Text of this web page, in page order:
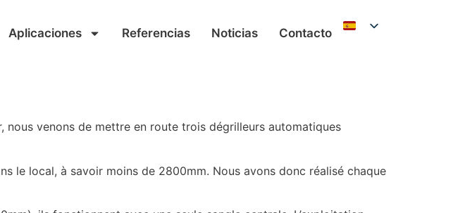
Aplicaciones Referencias Noticias Contacto
nous venons de mettre en route trois dégrilleurs automatiques
le local, à savoir moins de 2800mm. Nous avons donc réalisé chaque